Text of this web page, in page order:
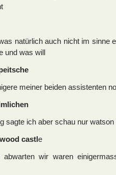
natürlich auch nicht im sinne
und was will
meiner beiden assistenten
sagte ich aber schau nur
castle
abwarten wir waren